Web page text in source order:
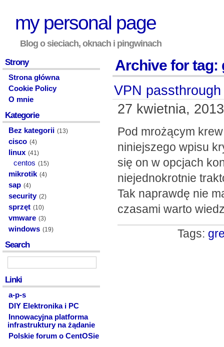
my personal page
Blog o sieciach, oknach i pingwinach
Archive for tag:
VPN passthrough
27 kwietnia,
Pod mrożącym
niniejszego wpisu
się on w opcjach
niejednokrotnie
Tak naprawdę nie
czasami warto
Tags:
Strony
Strona główna
Cookie Policy
O mnie
Kategorie
Bez kategorii (13)
cisco (4)
linux (41)
centos (15)
mikrotik (4)
sap (4)
security (2)
sprzęt (10)
vmware (3)
windows (19)
Search
Linki
a-p-s
DIY Elektronika i PC
Innowacyjna platforma
infrastruktury na żądanie
Polskie forum o CentOSie